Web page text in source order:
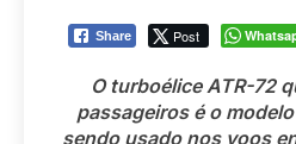
Share Post
O turboélice ATR-72
passageiros é o
sendo usado nos voos